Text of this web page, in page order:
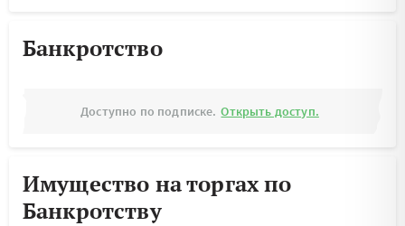
Банкротство
Доступно по подписке. Открыть доступ.
Имущество на торгах по
Банкротству